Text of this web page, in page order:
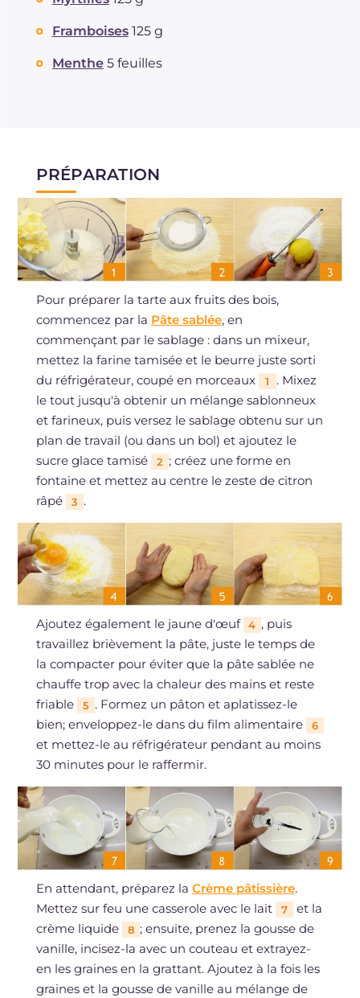
Framboises 125 g
Menthe 5 feuilles
PRÉPARATION
Pour préparer la tarte aux fruits des bois,
commencez par la Pâte sablée, en
commençant par le sablage : dans un mixeur,
mettez la farine tamisée et le beurre juste sorti
du réfrigérateur, coupé en morceaux
1
. Mixez
le tout jusqu'à obtenir un mélange sablonneux
et farineux, puis versez le sablage obtenu sur un
plan de travail (ou dans un bol) et ajoutez le
sucre glace tamisé
2 ; créez une forme en
fontaine et mettez au centre le zeste de citron
râpé
3 .
Ajoutez également le jaune d'œuf 4 , puis
travaillez brièvement la pâte, juste le temps de
la compacter pour éviter que la pâte sablée ne
chauffe trop avec la chaleur des mains et reste
friable
5 . Formez un pâton et aplatissez-le
bien; enveloppez-le dans du film alimentaire
6
et mettez-le au réfrigérateur pendant au moins
30 minutes pour le raffermir.
En attendant, préparez la Crème pâtissière.
Mettez sur feu une casserole avec le lait
7
et la
crème liquide
8 ; ensuite, prenez la gousse de
vanille, incisez-la avec un couteau et extrayez-
en les graines en la grattant. Ajoutez à la fois les
graines et la gousse de vanille au mélange de